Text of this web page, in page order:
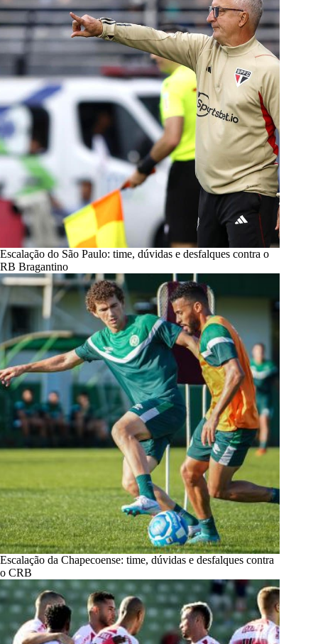
Escalação do São Paulo: time, dúvidas e desfalques contra o
RB Bragantino
Escalação da Chapecoense: time, dúvidas e desfalques contra
o CRB